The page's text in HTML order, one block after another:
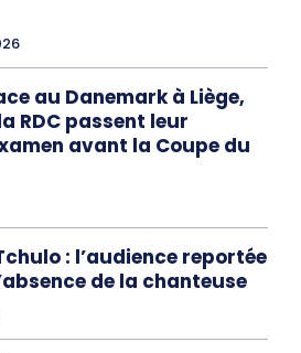
au Danemark à Liège,
RDC passent leur
avant la Coupe du
: l’audience reportée
de la chanteuse